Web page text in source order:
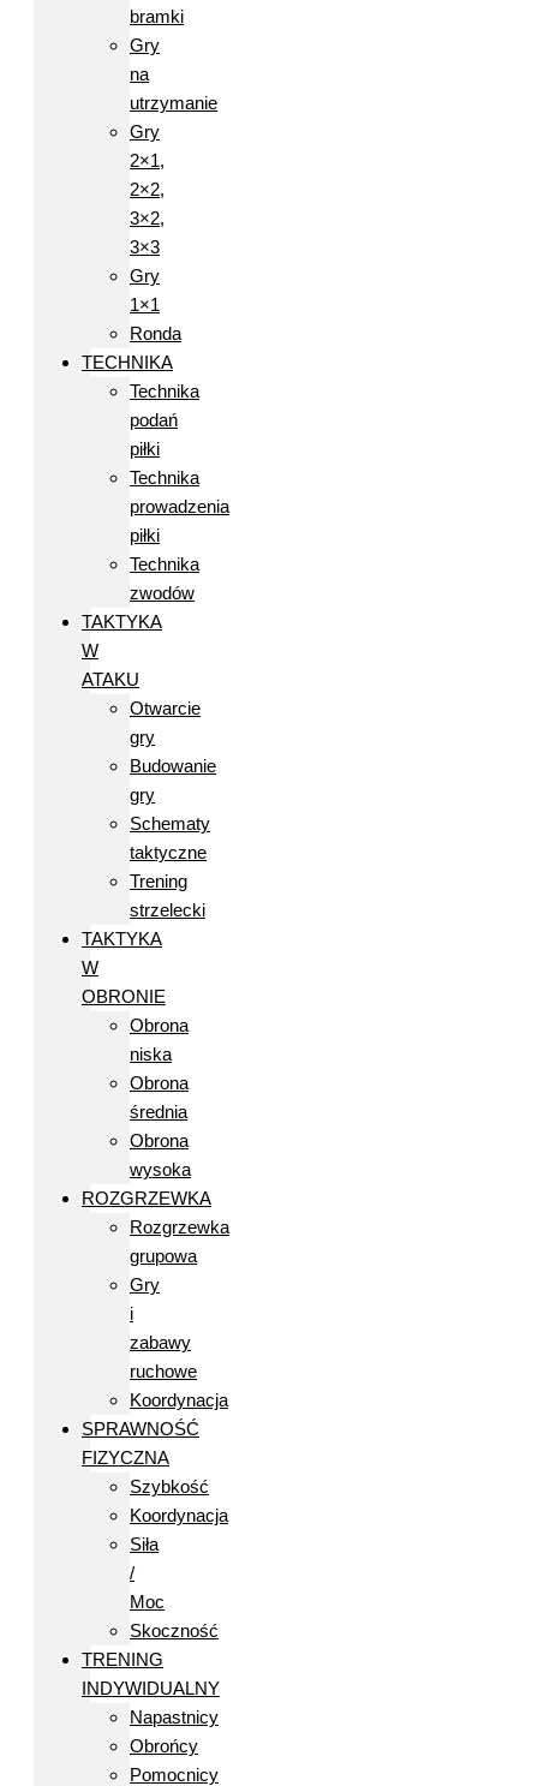
bramki
Gry
na
utrzymanie
Gry
2×1,
2×2,
3×2,
3×3
Gry
1×1
Ronda
TECHNIKA
Technika
podań
piłki
Technika
prowadzenia
piłki
Technika
zwodów
TAKTYKA
W
ATAKU
Otwarcie
gry
Budowanie
gry
Schematy
taktyczne
Trening
strzelecki
TAKTYKA
W
OBRONIE
Obrona
niska
Obrona
średnia
Obrona
wysoka
ROZGRZEWKA
Rozgrzewka
grupowa
Gry
i
zabawy
ruchowe
Koordynacja
SPRAWNOŚĆ
FIZYCZNA
Szybkość
Koordynacja
Siła
/
Moc
Skoczność
TRENING
INDYWIDUALNY
Napastnicy
Obrońcy
Pomocnicy